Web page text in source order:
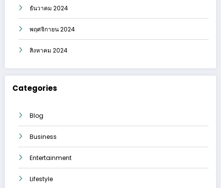
ธันวาคม 2024
พฤศจิกายน 2024
สิงหาคม 2024
Categories
Blog
Business
Entertainment
Lifestyle